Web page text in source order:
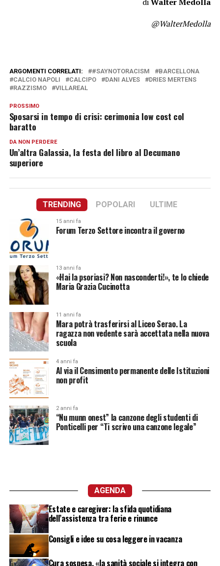
@WalterMedolla
ARGOMENTI CORRELATI: #SAYNOTORACISM
BARCELLONA
CALCIO NAPOLI
CALCIPO DANI ALVES
DRIES MERTENS
RAZZISMO
VILLAREAL
PROSSIMO
Sposarsi in tempo di crisi: cerimonia low cost col
baratto
DA NON PERDERE
Un’altra Galassia, la festa del libro al Decumano
superiore
TRENDING POPOLARI ULTIME
15 anni fa
Forum Terzo Settore incontra il governo
13 anni fa
«Hai la psoriasi? Non nasconderti!», te lo chiede
Maria Grazia Cucinotta
11 anni fa
Mara potrà trasferirsi al Liceo Serao. La
ragazza non vedente sarà accettata nella nuova
scuola
4 anni fa
Al via il Censimento permanente delle Istituzioni
non profit
2 anni fa
“Nu munn onest” la canzone degli studenti di
Ponticelli per “Ti scrivo una canzone legale”
AGENDA
Estate e caregiver: la sfida quotidiana
dell’assistenza tra ferie e rinunce
Consigli e idee su cosa leggere in vacanza
Cura sospesa, «la sanità sociale si integra con